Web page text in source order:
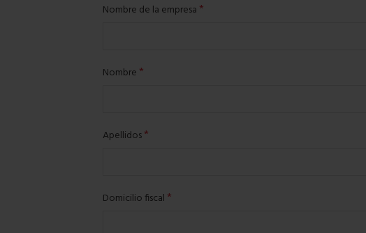
Nombre de la empresa *
Nombre *
Apellidos*
Domicilio fiscal *